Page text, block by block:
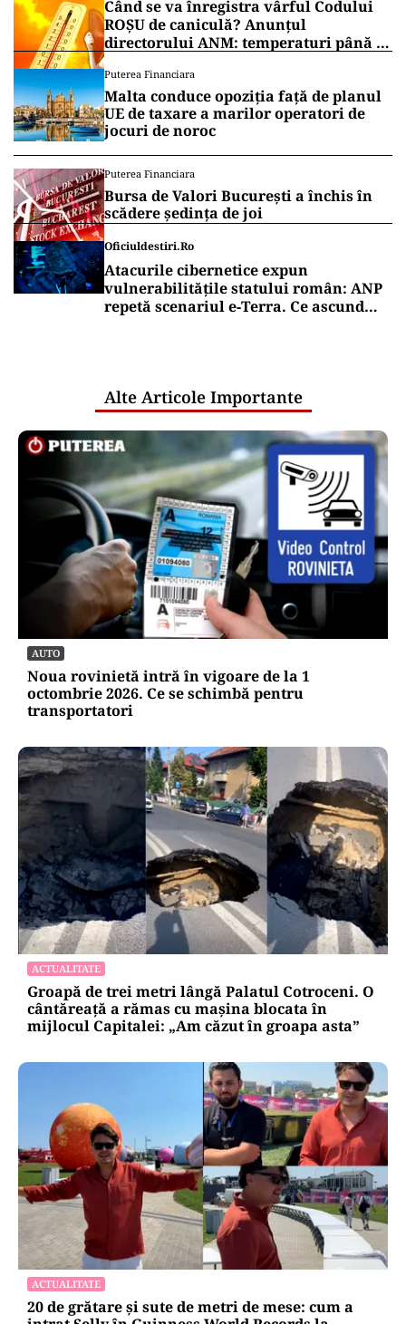
Când se va înregistra vârful Codului
ROȘU de caniculă? Anunțul
directorului ANM: temperaturi până la
Puterea Financiara
Malta conduce opoziția față de planul
UE de taxare a marilor operatori de
jocuri de noroc
Puterea Financiara
Bursa de Valori București a închis în
scădere ședința de joi
Oficiuldestiri.ro
Atacurile cibernetice expun
vulnerabilitățile statului român: ANP
repetă scenariul e‑Terra. Ce ascund
Alte Articole Importante
AUTO
Noua rovinietă intră în vigoare de la 1
octombrie 2026. Ce se schimbă pentru
transportatori
ACTUALITATE
Groapă de trei metri lângă Palatul Cotroceni. O
cântăreață a rămas cu mașina blocata în
mijlocul Capitalei: „Am căzut în groapa asta”
ACTUALITATE
20 de grătare și sute de metri de mese: cum a